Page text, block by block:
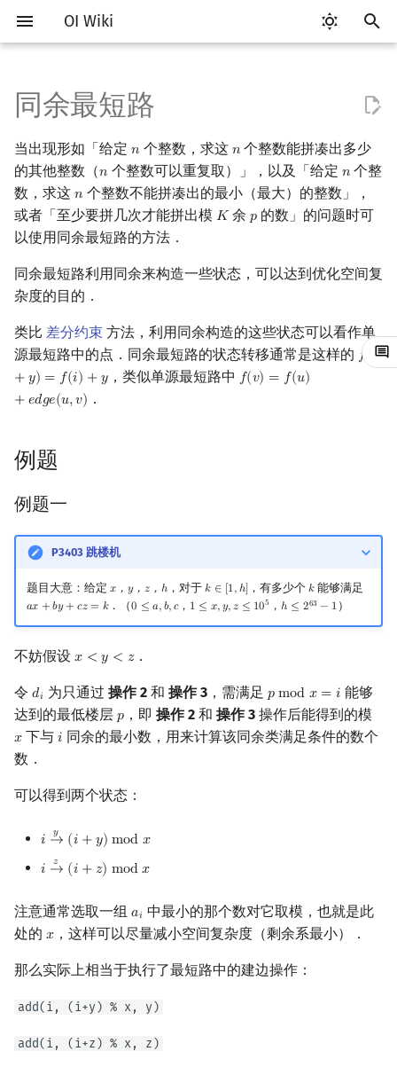
OI Wiki
入
以
开
始
搜
Getting Started
关于本项目
如何参与
OI Wiki 不是什么
格式手册
数学符号表
F.A.Q.
致谢
比赛相关简介
赛事 ICPC/CCPC 赛事与赛制
题型
交互题
学习路线
学习资源
技巧
分段打表
常见错误
出题
工具软件简介
代码编辑工具 Emacs
VS Code
Notepad++
Kate
GUIDE
CP Editor
Code::Blocks
评测工具
Arbiter
Cena
命令行
命令行编译与调试
编译器
WSL (Windows 10)
Testlib
通用
Generator
Checker
Polygon
OJ 工具
LaTeX 入门
语言基础简介
C++ 基础 C++ 语法基础
变量
高级数据类型
函数
C++ 标准库
STL 容器
STL 算法
pair
C++ 进阶
命名空间
值类别
常量
新版 C++ 特性
C++ 与其他常用语言的区别
Pascal 转 C++ 急救
Python 速成
Java 进阶
算法基础简介
复杂度 均摊复杂度
枚举
模拟
递归 & 分治
贪心
排序
选择排序
冒泡排序
基数排序
快速排序
锦标赛排序
排序相关 STL
排序应用
二分
倍增
构造
搜索部分简介
DFS（搜索）
BFS（搜索）
双向搜索
启发式搜索
A*
迭代加深搜索
回溯法
Dancing Links
Alpha–Beta 剪枝
优化
动态规划部分简介
动态规划基础
记忆化搜索
背包 DP
区间 DP
DAG 上的 DP
树形 DP
数位 DP
插头 DP
计数 DP
动态 DP
DP 套 DP
DP 优化
单调队列/单调栈优化
斜率优化
WQS 二分
状态设计优化
字符串部分简介
字符串基础
标准库
字符串匹配
字符串哈希
字典树 (Trie)
前缀函数与 KMP 算法
Z 函数（扩展 KMP）
AC 自动机
后缀数组 (SA)
最优原地后缀排序算法
后缀自动机 (SAM)
广义后缀自动机
后缀树
序列自动机
最小表示法
Lyndon 分解
数学部分简介
布尔代数
数字系统
进位制
平衡三进制
位操作
二进制集合操作
高精度计算
快速幂
弧度制与坐标系
复数
数论
模算术简介
素数
筛法
分解质因数
中国剩余定理
阶乘取模
卢卡斯定理
离散对数
高次剩余 & 单位根
多项式与生成函数
代数基本定理
快速傅里叶变换
Chirp Z 变换
多项式牛顿迭代
多项式平移|连续点值平移
符号化方法
形式幂级数复合|复合逆
普通生成函数
抽屉原理
容斥原理
卡特兰数
斯特林数
分拆数
Pólya 计数
图论计数
线性代数
向量
内积和外积
行列式
线性空间
Jordan标准型
线性规划
单纯形法
群论
环论
条件概率与独立性
随机变量
博弈论
公平组合游戏
零和游戏
数值算法
数值积分
高斯消元
序理论
数据结构部分简介
栈
队列
链表
哈希表
并查集
并查集复杂度
堆
二叉堆
配对堆
块状数组
块状链表
单调栈
单调队列
ST 表
树状数组
线段树合并 & 分裂
李超线段树
Kinetic Tournament Tree
划分树
二叉搜索树 & 平衡树
Treap
Splay 树
笛卡尔树
Size Balanced Tree
可持久化线段树
可持久化块状数组
可持久化可并堆
树套树
平衡树套线段树
线段树套平衡树
K-D Tree
动态树
全局平衡二叉树
Euler Tour Tree
PQ 树
树基础
树的直径
树的中心
树的重心
最近公共祖先
树链剖分
树上启发式合并
树分治
动态树分治
AHU 算法
树哈希
例题
例题一
例题二
习题
最小生成树
最小树形图
最小直径生成树
强连通分量
双连通分量
割点和桥
圆方树
点/边连通度
网络流简介
最大流
最小割
费用流
上下界网络流
Stoer–Wagner 算法
图匹配
二分图最大匹配
二分图最大权匹配
一般图最大匹配
一般图最大权匹配
稳定匹配
计算几何部分简介
二维计算几何基础
三维计算几何基础
距离
Pick 定理
三角剖分
凸包
旋转卡壳
半平面交
平面最近点对
随机增量法
计算几何杂项
杂项简介
离散化
双指针
离线算法
CDQ 分治
整体二分
分数规划
随机化
随机化技巧
爬山算法
悬线法
计算理论基础
字节顺序
约瑟夫问题
表达式求值
主元素问题
Garsia–Wachs 算法
珂朵莉树/颜色段均摊
空间优化简介
RMQ
并查集应用
括号序列
线段树与离线询问
同余最短路
当出现形如「给定 𝑛
n 个整数，求这 𝑛
n 个整数能拼凑出多少
的其他整数（𝑛
n 个整数可以重复取）」，以及「给定 𝑛
n 个整
数，求这 𝑛
n 个整数不能拼凑出的最小（最大）的整数」，
或者「至少要拼几次才能拼出模 𝐾
K 余𝑝
p 的数」的问题时可
以使用同余最短路的方法．
同余最短路利用同余来构造一些状态，可以达到优化空间复
杂度的目的．
类比 差分约束 方法，利用同余构造的这些状态可以看作单
源最短路中的点．同余最短路的状态转移通常是这样的 𝑓 ( 𝑖
+𝑦) = 𝑓(𝑖) +𝑦
f( +y)
，类似单源最短路中 𝑓(𝑣) = 𝑓(𝑢)
+𝑒𝑑𝑔𝑒(𝑢,𝑣)
f(v)= f(u )+ed
．
例题
例题一
P3403 跳楼机
题目大意：给定 𝑥， 𝑦，𝑧 ，ℎ
x， y， z， h ，对于𝑘 ∈ [1,ℎ]
k ∈[ 1,h ] ，有多少个𝑘
k 能够满足
𝑎𝑥 +𝑏𝑦 + 𝑐𝑧 = 𝑘
ax+b y+c z= k ．（0 ≤ 𝑎,𝑏,𝑐
0 ≤a b, c ， 1 ≤ 𝑥,𝑦,𝑧 ≤ 105
1 ≤x, y,z ≤105 ，ℎ ≤ 263 − 1
h ≤2 63−1 ）
不妨假设 𝑥 < 𝑦 < 𝑧
x<y<z ．
令 𝑑𝑖
di 为只通过 操作 2和 操作 3，需满足 𝑝mod 𝑥 = 𝑖
p mod x= i
能够
达到的最低楼层 𝑝
p ，即操作 2 和操作 3 操作后能得到的模
𝑥
x 下与𝑖
i 同余的最小数，用来计算该同余类满足条件的数个
数．
可以得到两个状态：
𝑖 𝑦
→ (𝑖 +𝑦) mod 𝑥
i →y (i+ y) modx
𝑖 𝑧
→ (𝑖 +𝑧) mod𝑥
i →z i+ z)modx
注意通常选取一组 𝑎𝑖
ai 中最小的那个数对它取模，也就是此
处的 𝑥
x ，这样可以尽量减小空间复杂度（剩余系最小）．
那么实际上相当于执行了最短路中的建边操作：
add(i, (i+y) % x, y)
add(i, (i+z) % x, z)